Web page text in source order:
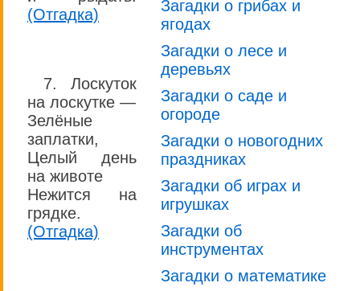
(Отгадка)
7. Лоскуток
на лоскутке —
Зелёные
заплатки,
Целый день
на животе
Нежится на
грядке.
(Отгадка)
Загадки о грибах и
ягодах
Загадки о лесе и
деревьях
Загадки о саде и
огороде
Загадки о новогодних
праздниках
Загадки об играх и
игрушках
Загадки об
инструментах
Загадки о математике